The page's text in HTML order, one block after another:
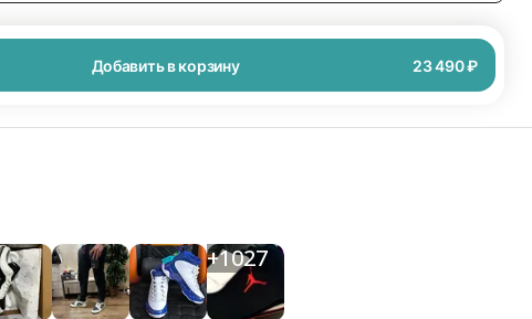
Добавить в корзину 23 490 ₽
+1027